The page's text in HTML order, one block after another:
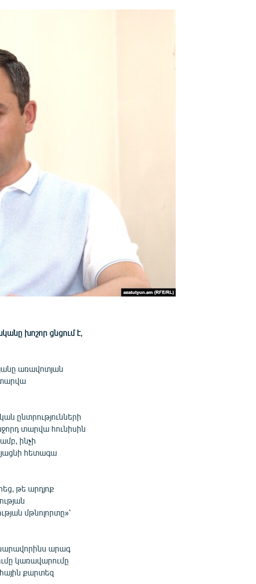
խոշոր ցնցում է,
առավոտյան
ընտրությունների
տարվա հունիսին
ինչի
հետագա
թե արդյոք
մթնոլորտը»՝
արագ
կառավարումը
քարտեզ